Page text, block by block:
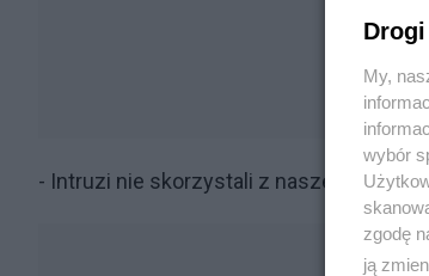
- Intruzi nie skorzystali z naszej
My,
wybór
zgodę
ją